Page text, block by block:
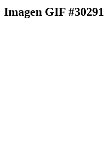
Imagen GIF #30291